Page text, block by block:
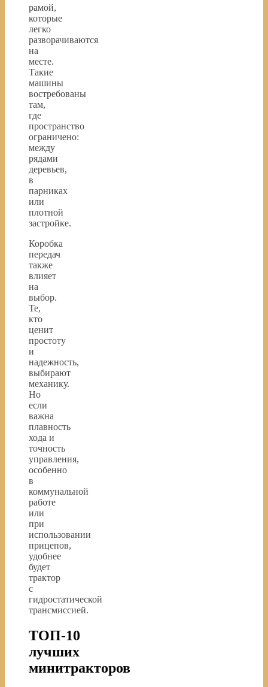
рамой,
которые
легко
разворачиваются
на
месте.
Такие
машины
востребованы
там,
где
пространство
ограничено:
между
рядами
деревьев,
в
парниках
или
плотной
застройке.
Коробка
передач
также
влияет
на
выбор.
Те,
кто
ценит
простоту
и
надежность,
выбирают
механику.
Но
если
важна
плавность
хода и
точность
управления,
особенно
в
коммунальной
работе
или
при
использовании
прицепов,
удобнее
будет
трактор
с
гидростатической
трансмиссией.
ТОП-10
лучших
минитракторов